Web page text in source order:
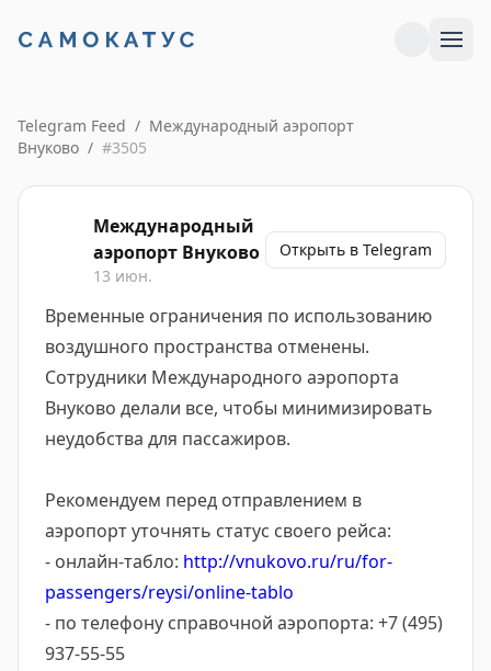
Telegram Feed / Международный аэропорт
Внуково / #3505
Международный
аэропорт Внуково
13 июн.
Открыть в Telegram
Временные ограничения по использованию
воздушного пространства отменены.
Сотрудники Международного аэропорта
Внуково делали все, чтобы минимизировать
неудобства для пассажиров.
Рекомендуем перед отправлением в
аэропорт уточнять статус своего рейса:
- онлайн-табло: http://vnukovo.ru/ru/for-
passengers/reysi/online-tablo
- по телефону справочной аэропорта: +7 (495)
937-55-55